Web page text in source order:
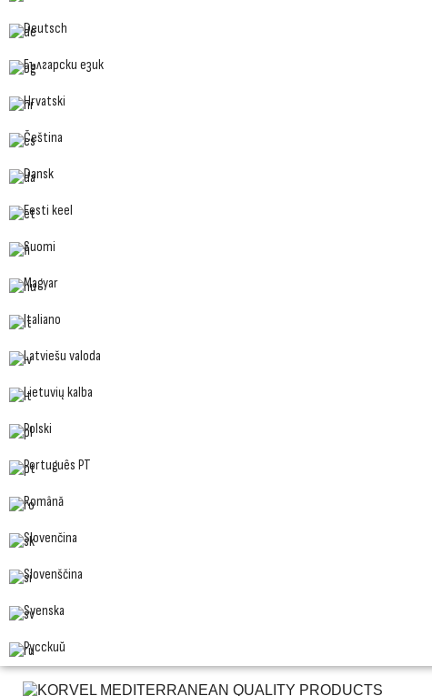
Deutsch
Български език
Hrvatski
Čeština
Dansk
Eesti keel
Suomi
Magyar
Italiano
Latviešu valoda
Lietuvių kalba
Polski
Português PT
Română
Slovenčina
Slovenščina
Svenska
Русский